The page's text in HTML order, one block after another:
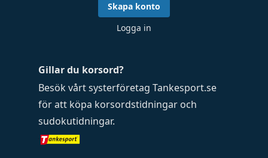
Gillar du korsord?
Besök vårt systerföretag Tankesport.se
för att köpa korsordstidningar och
sudokutidningar.
Skapa konto
Logga in